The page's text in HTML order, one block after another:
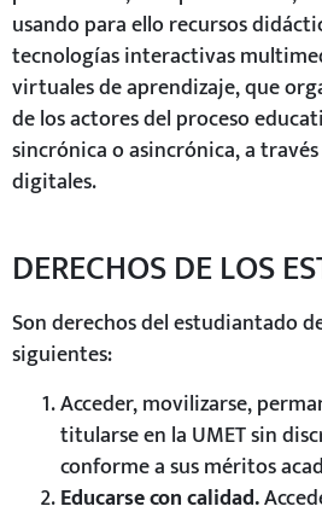
usando para ello recursos
tecnologías interactivas
virtuales de aprendizaje, que
de los actores del proceso
sincrónica o asincrónica, a
digitales.
DERECHOS DE LOS
Son derechos del estudiantado
siguientes:
Acceder, movilizarse,
titularse en la UMET sin
conforme a sus méritos
Educarse con calidad.